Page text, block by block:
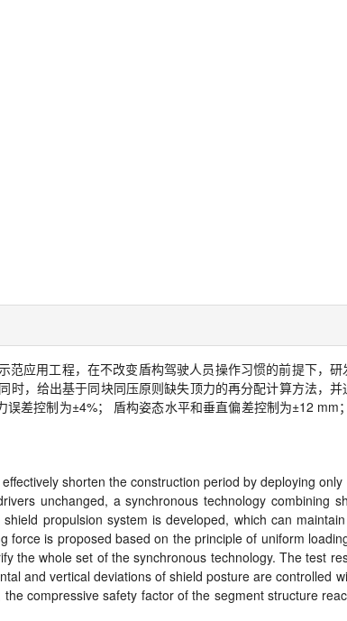
范应用工程，在不改变盾构驾驶人员操作习惯的前提下，研
，给出基于同块同压原则缺失顶力的再分配计算方法，并
误差控制为±4%； 盾构姿态水平和垂直偏差控制为±12 mm
shorten the construction period by deploying only
unchanged, a synchronous technology combining
propulsion system is developed, which can
force is proposed based on the principle of uniform
the whole set of the synchronous technology. The test
and vertical deviations of shield posture are controlled
compressive safety factor of the segment structure